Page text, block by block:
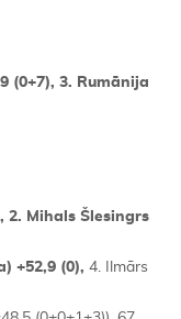
(0+7), 3. Rumānija
2. Mihals Šlesingrs
+52,9 (0), 4. Ilmārs